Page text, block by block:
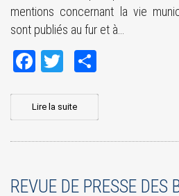
mentions concernant la vie
sont publiés au fur et à…
FacebookTwitter
Lire la suite
REVUE DE PRESSE DES